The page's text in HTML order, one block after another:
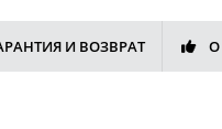
И ВОЗВРАТ